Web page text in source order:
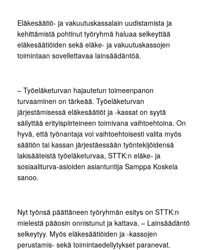
Eläkesäätiö- ja vakuutuskassalain uudistamista ja
kehittämistä pohtinut työryhmä haluaa selkeyttää
eläkesäätiöiden sekä eläke- ja vakuutuskassojen
toimintaan sovellettavaa lainsäädäntöä.
– Työeläketurvan hajautetun toimeenpanon
turvaaminen on tärkeää. Työeläketurvan
järjestämisessä eläkesäätiöt ja -kassat on syytä
säilyttää erityispiirteineen toimivana vaihtoehtoina. On
hyvä, että työnantaja voi vaihtoehtoisesti valita myös
säätiön tai kassan järjestäessään työntekijöidensä
lakisääteistä työeläketurvaa, STTK:n eläke- ja
sosiaaliturva-asioiden asiantuntija Samppa Koskela
sanoo.
Nyt työnsä päättäneen työryhmän esitys on STTK:n
mielestä pääosin onnistunut ja kattava. – Lainsäädäntö
selkeytyy. Myös eläkesäätiöiden ja -kassojen
perustamis- sekä toimintaedellytykset paranevat.